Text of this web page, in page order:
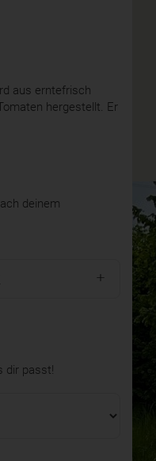
aus erntefrisch
hergestellt. Er
deinem
dir passt!